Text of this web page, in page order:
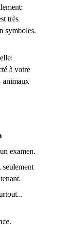
très
symboles.
animaux
examen.